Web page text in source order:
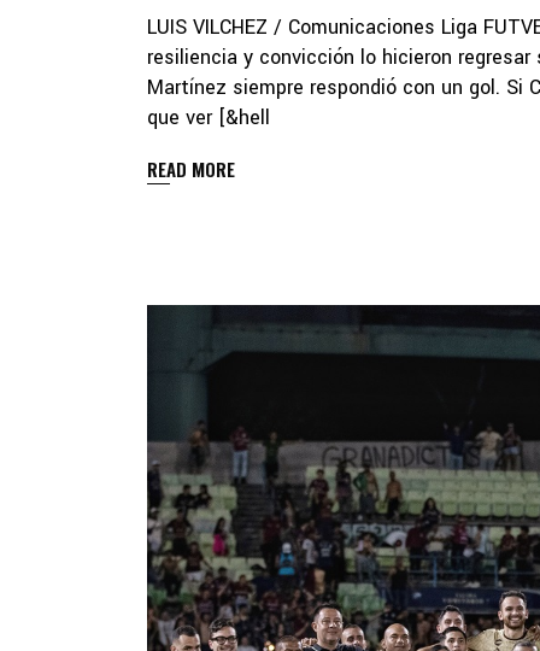
LUIS VILCHEZ / Comunicaciones Liga
resiliencia y convicción lo hicieron
Martínez siempre respondió con un gol. Si
que ver [&hell
READ MORE